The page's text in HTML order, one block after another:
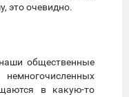
это очевидно.
общественные
в какую-то